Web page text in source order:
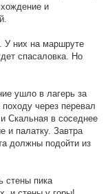
и
У них на маршруте
спасаловка. Но
ушло в лагерь за
через перевал
Скальная в соседнее
и палатку. Завтра
должны подойти из
стены пика